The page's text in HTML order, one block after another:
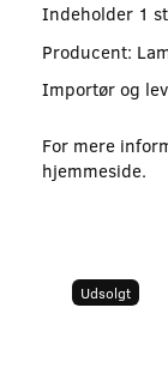
Indeholder 1
Producent:
Importør og
For mere
hjemmeside.
Udsolgt